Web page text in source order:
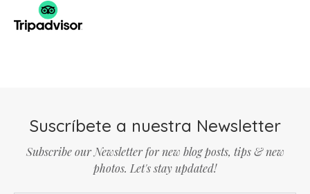
Suscríbete a nuestra Newsletter
Subscribe our Newsletter for new blog posts, tips & new
photos. Let's stay updated!